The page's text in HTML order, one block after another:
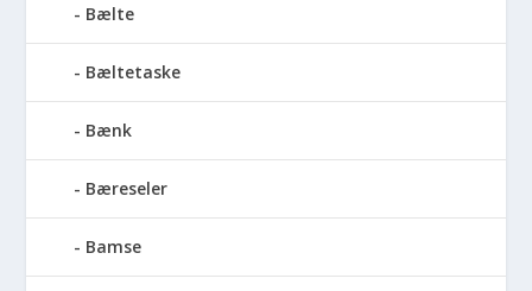
Bælte
Bæltetaske
Bænk
Bæreseler
Bamse